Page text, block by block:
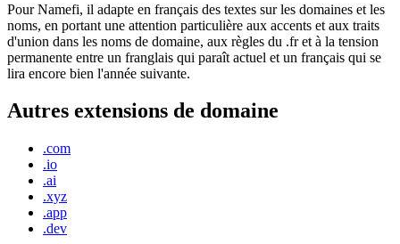
Pour Namefi, il adapte en français des textes sur les domaines et les
noms, en portant une attention particulière aux accents et aux traits
d'union dans les noms de domaine, aux règles du .fr et à la tension
permanente entre un franglais qui paraît actuel et un français qui se
lira encore bien l'année suivante.
Autres extensions de domaine
.com
.io
.ai
.xyz
.app
.dev